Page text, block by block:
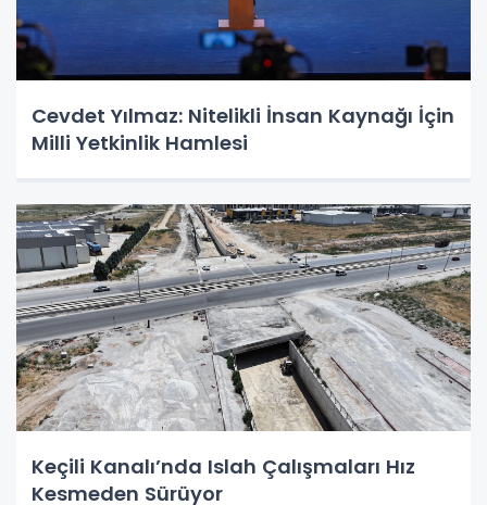
Cevdet Yılmaz: Nitelikli İnsan Kaynağı İçin
Milli Yetkinlik Hamlesi
Keçili Kanalı’nda Islah Çalışmaları Hız
Kesmeden Sürüyor